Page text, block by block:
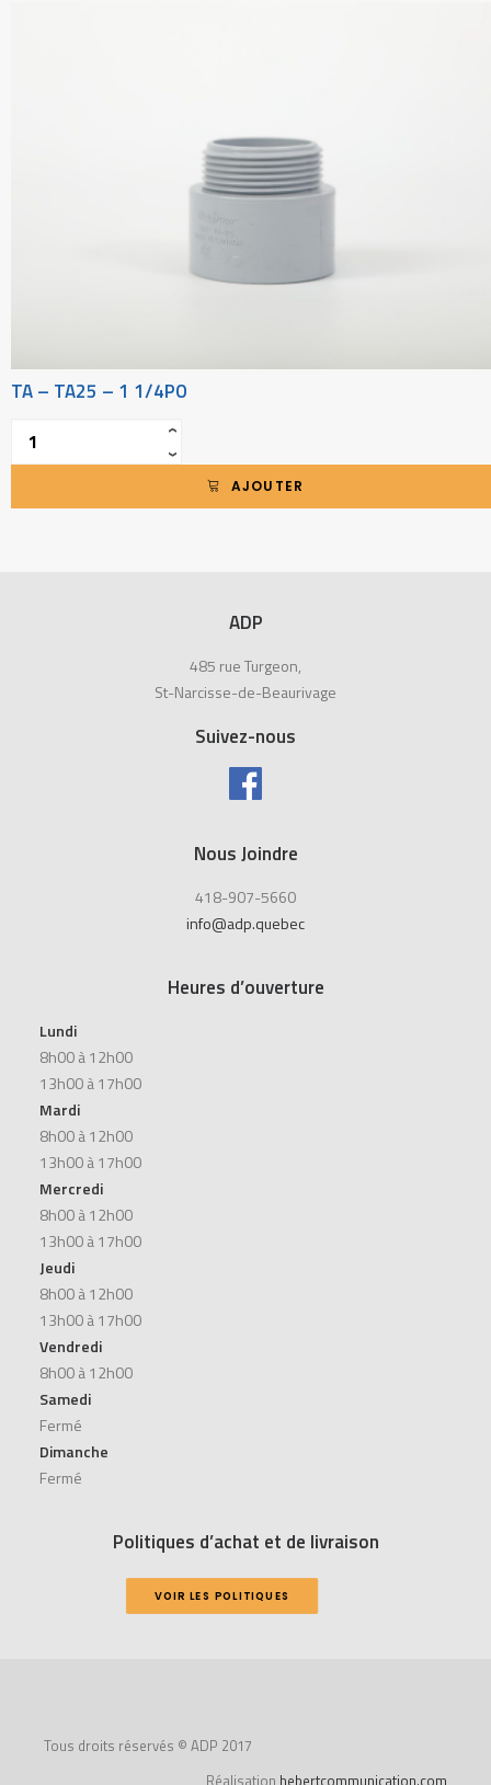
TA – TA25 – 1 1/4PO
‹
›
AJOUTER
ADP
485 rue Turgeon,
St-Narcisse-de-Beaurivage
Suivez-nous
Nous Joindre
418-907-5660
info@adp.quebec
Heures d’ouverture
Lundi
8h00 à 12h00
13h00 à 17h00
Mardi
8h00 à 12h00
13h00 à 17h00
Mercredi
8h00 à 12h00
13h00 à 17h00
Jeudi
8h00 à 12h00
13h00 à 17h00
Vendredi
8h00 à 12h00
Samedi
Fermé
Dimanche
Fermé
Politiques d’achat et de livraison
VOIR LES POLITIQUES
Tous droits réservés © ADP 2017
Réalisation hebertcommunication.com